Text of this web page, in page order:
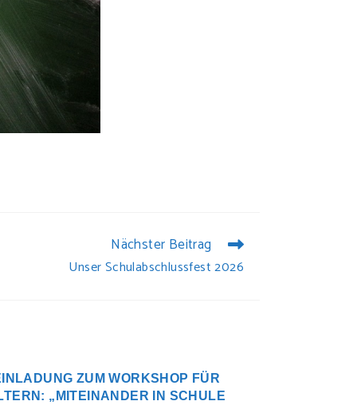
Nächster Beitrag
Unser Schulabschlussfest 2026
ZUM WORKSHOP FÜR
„MITEINANDER IN SCHULE